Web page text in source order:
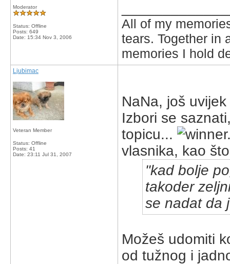
Moderator
Status: Offline
Posts: 649
Date: 15:34 Nov 3, 2006
All of my
tears. Together in
memories I hold
Ljubimac
Veteran Member
Status: Offline
Posts: 41
Date: 23:11 Jul 31, 2007
NaNa, još
Izbori se
topicu...
vlasnika, kao
kad bolje
takoder
se nadat da
Možeš udomiti
od tužnog i